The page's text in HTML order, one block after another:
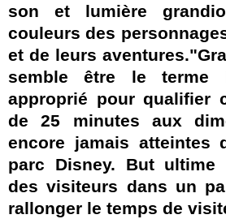
son et lumière
couleurs des
et de leurs
semble être le terme
approprié pour qualifier
de 25 minutes aux
encore jamais atteintes
parc Disney. But ultime
des visiteurs dans un
rallonger le temps de